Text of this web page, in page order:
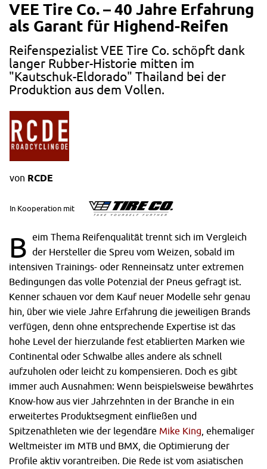
VEE Tire Co. – 40 Jahre Erfahrung
als Garant für Highend-Reifen
Reifenspezialist VEE Tire Co. schöpft dank
langer Rubber-Historie mitten im
"Kautschuk-Eldorado" Thailand bei der
Produktion aus dem Vollen.
von RCDE
In Kooperation mit
Beim Thema Reifenqualität trennt sich im Vergleich der Hersteller die Spreu vom Weizen, sobald im
intensiven Trainings- oder Renneinsatz unter extremen
Bedingungen das volle Potenzial der Pneus gefragt ist.
Kenner schauen vor dem Kauf neuer Modelle sehr genau
hin, über wie viele Jahre Erfahrung die jeweiligen Brands
verfügen, denn ohne entsprechende Expertise ist das
hohe Level der hierzulande fest etablierten Marken wie
Continental oder Schwalbe alles andere als schnell
aufzuholen oder leicht zu kompensieren. Doch es gibt
immer auch Ausnahmen: Wenn beispielsweise bewährtes
Know-how aus vier Jahrzehnten in der Branche in ein
erweitertes Produktsegment einfließen und
Spitzenathleten wie der legendäre Mike King , ehemaliger
Weltmeister im MTB und BMX, die Optimierung der
Profile aktiv vorantreiben. Die Rede ist vom asiatischen